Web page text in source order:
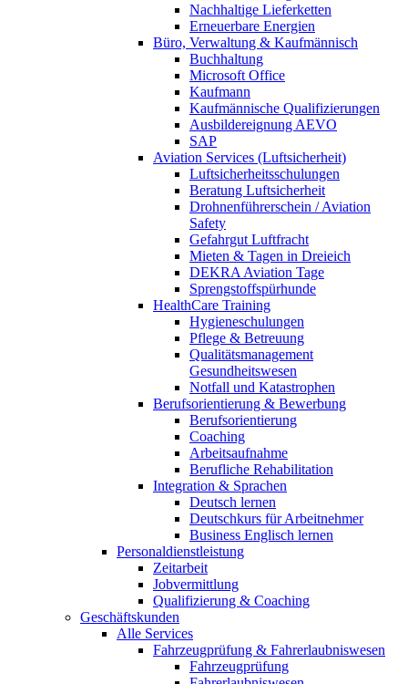
Nachhaltige Lieferketten
Erneuerbare Energien
Büro, Verwaltung & Kaufmännisch
Buchhaltung
Microsoft Office
Kaufmann
Kaufmännische Qualifizierungen
Ausbildereignung AEVO
SAP
Aviation Services (Luftsicherheit)
Luftsicherheitsschulungen
Beratung Luftsicherheit
Drohnenführerschein / Aviation
Safety
Gefahrgut Luftfracht
Mieten & Tagen in Dreieich
DEKRA Aviation Tage
Sprengstoffspürhunde
HealthCare Training
Hygieneschulungen
Pflege & Betreuung
Qualitätsmanagement
Gesundheitswesen
Notfall und Katastrophen
Berufsorientierung & Bewerbung
Berufsorientierung
Coaching
Arbeitsaufnahme
Berufliche Rehabilitation
Integration & Sprachen
Deutsch lernen
Deutschkurs für Arbeitnehmer
Business Englisch lernen
Personaldienstleistung
Zeitarbeit
Jobvermittlung
Qualifizierung & Coaching
Geschäftskunden
Alle Services
Fahrzeugprüfung & Fahrerlaubniswesen
Fahrzeugprüfung